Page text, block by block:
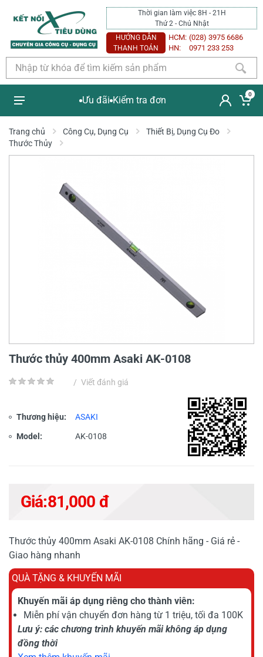
Thời gian làm việc 8H - 21H
Thứ 2 - Chủ Nhật
HƯỚNG DẪN
THANH TOÁN
HCM: (028) 3975 6686
HN:
0971 233 253
Ưu đãi Kiểm tra đơn
0
Trang chủ Công Cụ, Dụng Cụ
Thiết Bị, Dụng Cụ Đo
Thước Thủy
Thước thủy 400mm Asaki AK-0108
/ Viết đánh giá
Thương hiệu: ASAKI
Model: AK-0108
Giá:81,000 đ
Thước thủy 400mm Asaki AK-0108 Chính hãng - Giá rẻ -
Giao hàng nhanh
QUÀ TẶNG & KHUYẾN MÃI
Khuyến mãi áp dụng riêng cho thành viên:
Miễn phí vận chuyển đơn hàng từ 1 triệu, tối đa 100K
Lưu ý: các chương trình khuyến mãi không áp dụng
đồng thời